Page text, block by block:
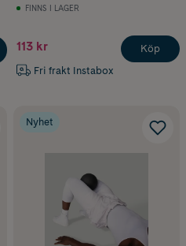
FINNS I LAGER
113 kr
Fri frakt Instabox
Köp
Nyhet